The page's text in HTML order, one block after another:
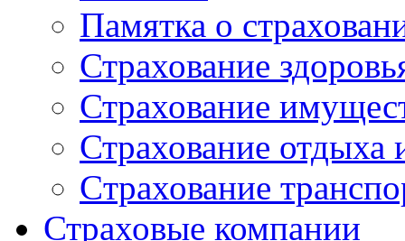
Памятка о
Страхование
Страхование
Страхование отдыха
Cтрахование
Страховые компании